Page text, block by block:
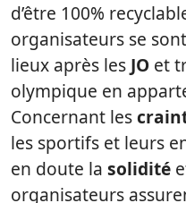
d’être 100%
organisateurs se
lieux après les JO et
olympique en
Concernant les
les sportifs et leurs
en doute la solidité
organisateurs